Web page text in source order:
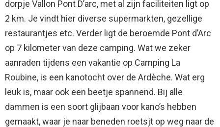
dorpje Vallon Pont D’arc, met al zijn faciliteiten ligt op
2 km. Je vindt hier diverse supermarkten, gezellige
restaurantjes etc. Verder ligt de beroemde Pont d’Arc
op 7 kilometer van deze camping. Wat we zeker
aanraden tijdens een vakantie op Camping La
Roubine, is een kanotocht over de Ardèche. Wat erg
leuk is, maar ook een beetje spannend. Bij alle
dammen is een soort glijbaan voor kano’s hebben
gemaakt, waar je naar beneden roetsjt op weg naar de